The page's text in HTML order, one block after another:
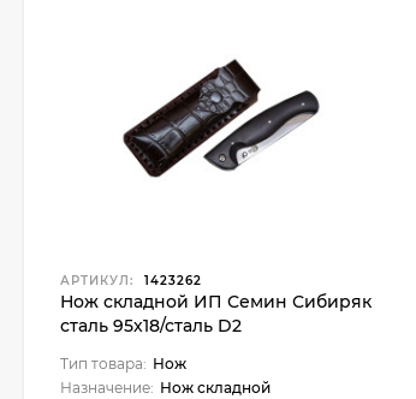
АРТИКУЛ: 1423262
Нож складной ИП Семин Сибиряк
сталь 95х18/сталь D2
Тип товара: Нож
Назначение: Нож складной